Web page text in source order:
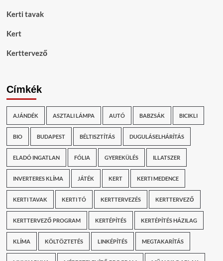
Kerti tavak
Kert
Kerttervező
Címkék
AJÁNDÉK ASZTALI LÁMPA AUTÓ BABZSÁK BICIKLI
BIO BUDAPEST BÉLTISZTÍTÁS DUGULÁSELHÁRÍTÁS
ELADÓ INGATLAN FÓLIA GYEREKÜLÉS ILLATSZER
INVERTERES KLÍMA JÁTÉK KERT KERTI MEDENCE
KERTI TAVAK KERTI TÓ KERTTERVEZÉS KERTTERVEZŐ
KERTTERVEZŐ PROGRAM KERTÉPÍTÉS KERTÉPÍTÉS HÁZILAG
KLÍMA KÖLTÖZTETÉS LINKÉPÍTÉS MEGTAKARÍTÁS